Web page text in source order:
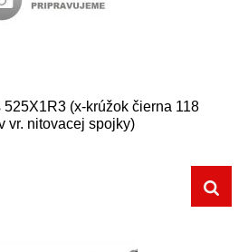
(x-krúžok čierna 118
vr. nitovacej spojky)